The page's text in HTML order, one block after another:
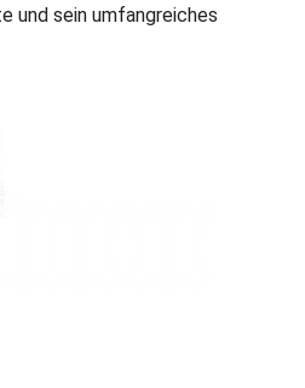
und sein umfangreiches